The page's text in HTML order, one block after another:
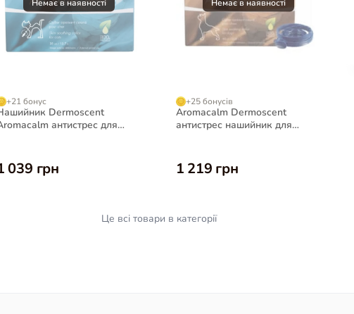
+21 бонус
Dermoscent
антистрес для
039 грн
+25 бонусів
Aromacalm Dermoscent
антистрес нашийник для
1 219 грн
Це всі товари в категорії